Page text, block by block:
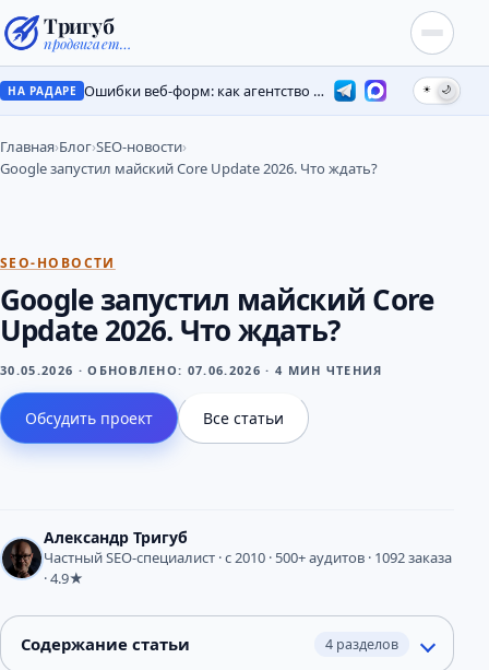
Тригуб
продвигает…
НА РАДАРЕ Ошибки веб-форм: как агентство потеряло лиды на месяцы ☀ 🌙
Главная›Блог›SEO-новости›
Google запустил майский Core Update 2026. Что ждать?
SEO-НОВОСТИ
Google запустил майский Core
Update 2026. Что ждать?
30.05.2026 · ОБНОВЛЕНО: 07.06.2026 · 4 МИН ЧТЕНИЯ
Обсудить проект Все статьи
Александр Тригуб
Частный SEO-специалист · с 2010 · 500+ аудитов · 1092 заказа
· 4.9★
Содержание статьи 4 разделов